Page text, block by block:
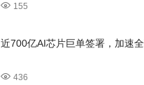
155
近700亿AI芯片巨单签署，加速
436